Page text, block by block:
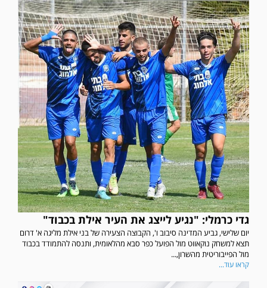
גדי כרמלי: "נגיע לייצג את העיר אילת בכבוד"
יום שלישי, גביע המדינה סיבוב ו', הקבוצה הצעירה של בני אילת מליגה א' דרום
תצא למשחק נוקאווט מול הפועל כפר סבא מהלאומית, ותנסה להתמודד בכבוד
מול הפייבוריטית מהשרון,...
קראו עוד...